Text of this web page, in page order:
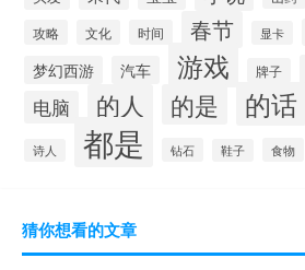
攻略 文化 时间 春节 显卡
梦幻西游 汽车 游戏 牌子
电脑 的人 的是 的话
诗人 都是 钻石 鞋子 食物
猜你想看的文章